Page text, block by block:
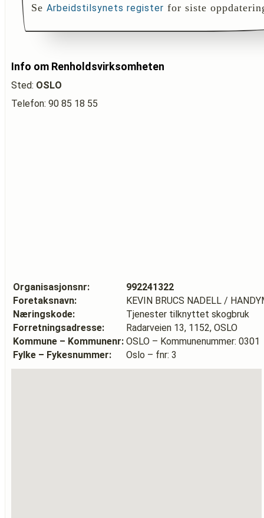
Se Arbeidstilsynets register for siste
Info om Renholdsvirksomheten
Sted: OSLO
Telefon: 90 85 18 55
Organisasjonsnr:
992241322
Foretaksnavn:
KEVIN BRUCS NADELL /
Næringskode:
Tjenester tilknyttet skogbruk
Forretningsadresse:
Radarveien 13, 1152, OSLO
Kommune – Kommunenr: OSLO – Kommunenummer: 0301
Fylke – Fykesnummer:
Oslo – fnr: 3